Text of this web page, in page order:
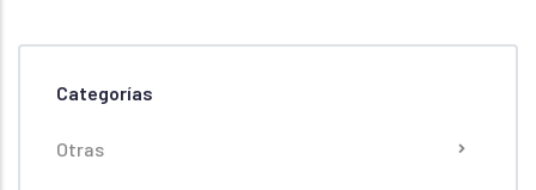
Categorías
Otras